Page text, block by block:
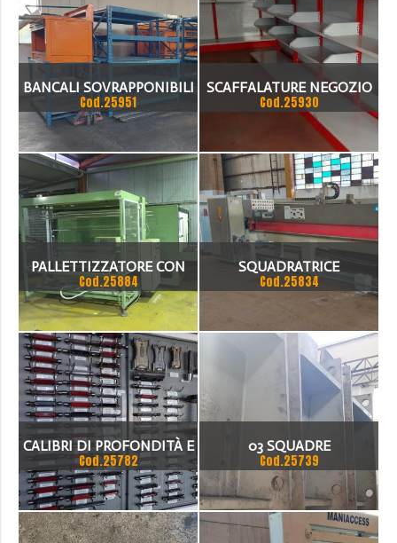
BANCALI SOVRAPPONIBILI
E CASSETTIERE
Cod.25951
SCAFFALATURE NEGOZIO
Cod.25930
PALLETTIZZATORE CON
PELABILE
TERMORESTRINGENTE
Cod.25884
SQUADRATRICE
ORIZZONTALE CNC PER
LEGNO E PLEXIGLASS
Cod.25834
CALIBRI DI PROFONDITÀ E
TAMPONI
Cod.25782
03 SQUADRE
Cod.25739